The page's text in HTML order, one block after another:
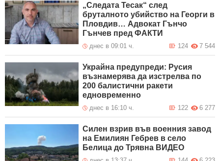
„Следата Тесак“ след
бруталното убийство на Георги в
Пловдив… Адвокат Гънчо
Гънчев пред ФАКТИ
днес в 09:01 ч. 7 544
124
Украйна предупреди: Русия
възнамерява да изстрелва по
200 балистични ракети
едновременно
днес в 16:10 ч. 6 277
122
Силен взрив във военния завод
на Емилиян Гебрев в село
Белица до Трявна ВИДЕО